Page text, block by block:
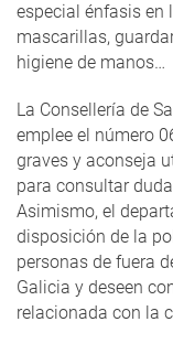
especial énfasis en
mascarillas,
higiene de manos…
La Consellería de
emplee el número
graves y aconseja
para consultar
Asimismo, el
disposición de la
personas de fuera
Galicia y deseen
relacionada con la